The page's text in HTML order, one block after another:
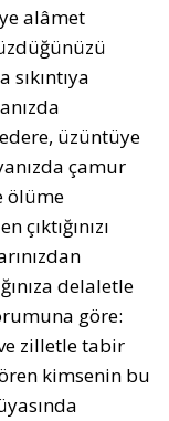
alâmet
üzüntüye
çamur
ölüme
delaletle
göre:
zilletle tabir
kimsenin bu